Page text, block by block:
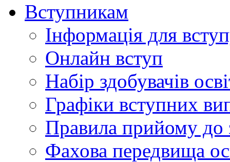
Вступникам
Інформація для
Онлайн вступ
Набір здобувачів
Графіки вступних
Правила прийому до
Фахова передвища